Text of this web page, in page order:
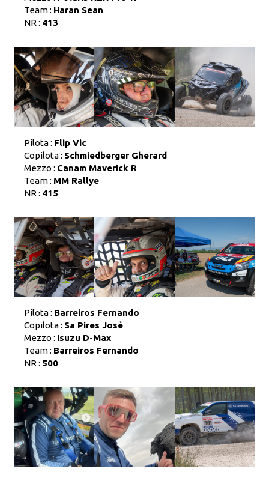
Team : Haran Sean
NR : 413
Pilota : Flip Vic
Copilota : Schmiedberger Gherard
Mezzo : Canam Maverick R
Team : MM Rallye
NR : 415
Pilota : Barreiros Fernando
Copilota : Sa Pires Josè
Mezzo : Isuzu D-Max
Team : Barreiros Fernando
NR : 500